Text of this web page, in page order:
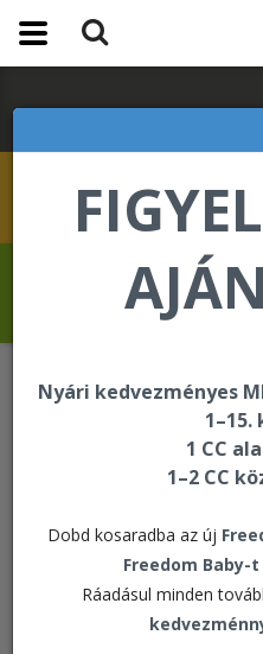
Nyári kedvezményes
1 CC
1–2 CC
Dobd kosaradba az új
Freedom Baby-
Ráadásul minden
Molnár Tibor